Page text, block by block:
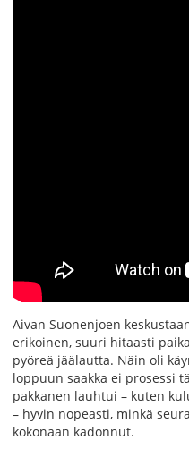
Aivan Suonenjoen
erikoinen, suuri hitaasti
pyöreä jäälautta. Näin oli
loppuun saakka ei prosessi
pakkanen lauhtui – kuten
– hyvin nopeasti, minkä
kokonaan kadonnut.